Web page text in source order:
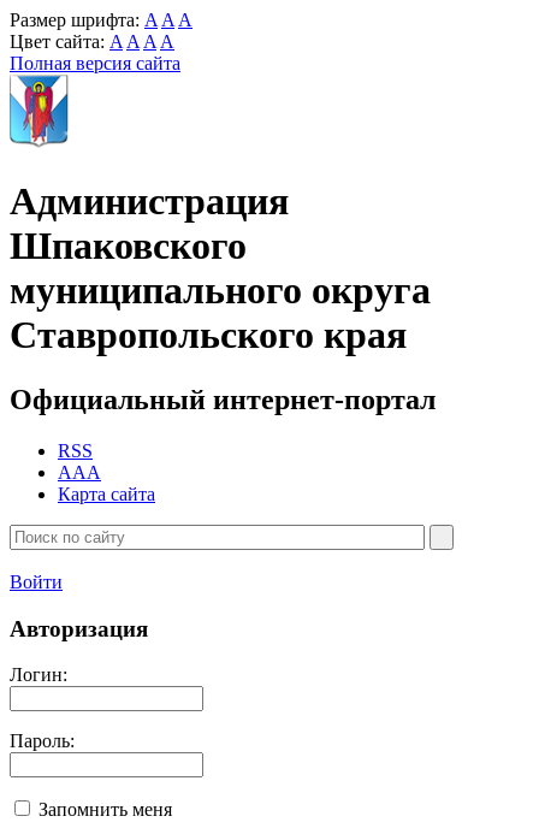
Размер шрифта: A A A
Цвет сайта: A A A A
Полная версия сайта
Администрация
Шпаковского
муниципального округа
Ставропольского края
Официальный интернет-портал
RSS
AAA
Карта сайта
Войти
Авторизация
Логин:
Пароль:
Запомнить меня